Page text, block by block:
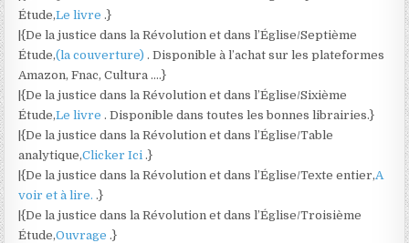
Étude,Le livre.}
|{De la justice dans la Révolution et dans l’Église/Septième
Étude,(la couverture). Disponible à l’achat sur les plateformes
Amazon, Fnac, Cultura ….}
|{De la justice dans la Révolution et dans l’Église/Sixième
Étude,Le livre. Disponible dans toutes les bonnes librairies.}
|{De la justice dans la Révolution et dans l’Église/Table
analytique,Clicker Ici.}
|{De la justice dans la Révolution et dans l’Église/Texte entier,A
voir et à lire..}
|{De la justice dans la Révolution et dans l’Église/Troisième
Étude,Ouvrage.}